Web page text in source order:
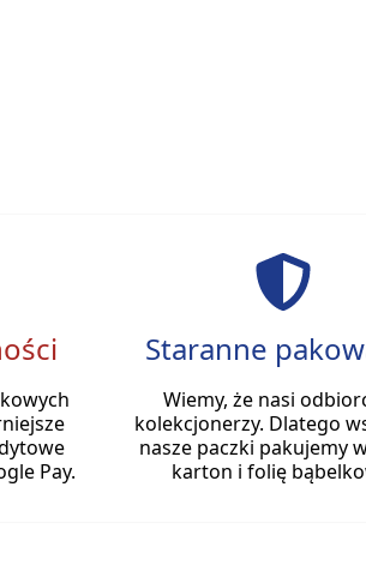
Pay.
Staranne
Wiemy, że nasi
kolekcjonerzy. Dlatego
nasze paczki pakujemy
karton i folię